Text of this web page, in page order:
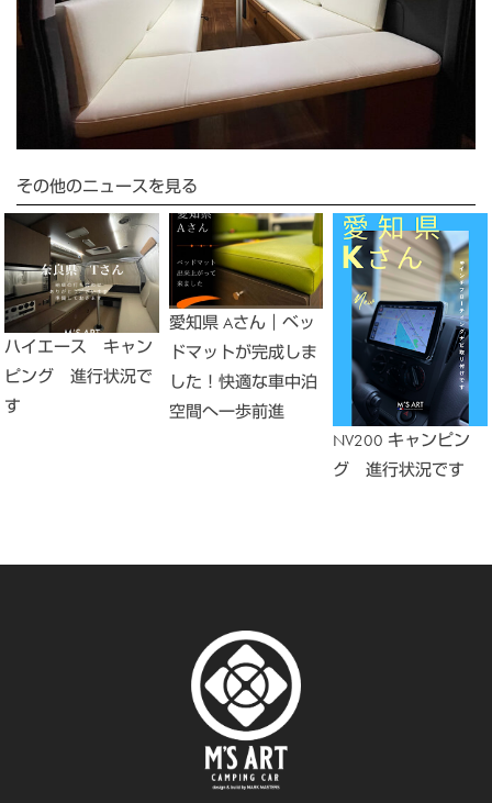
その他のニュースを見る
ハイエース キャン
ピング 進行状況で
す
愛知県 Aさん｜ベッ
ドマットが完成しま
した！快適な車中泊
空間へ一歩前進
NV200 キャンピン
グ 進行状況です